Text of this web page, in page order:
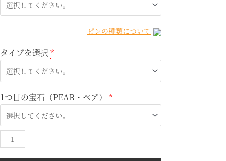
ピンの種類について
タイプを選択 *
1つ目の宝石（PEAR・ペア） *